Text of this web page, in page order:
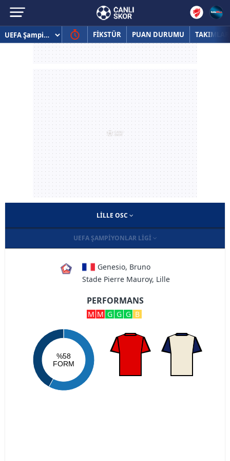
FİKSTÜR PUAN DURUMU TAKIMLAR
LILLE OSC
UEFA ŞAMPIYONLAR LIGI
Genesio, Bruno
Stade Pierre Mauroy, Lille
PERFORMANS
M M G G G B
%58
FORM